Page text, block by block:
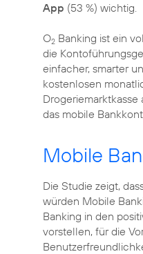
App (53 %) wichtig.
O2 Banking ist ein
die
einfacher, smarter
kostenlosen
das mobile
Mobile
Die Studie zeigt,
würden Mobile
Banking in den
vorstellen, für die